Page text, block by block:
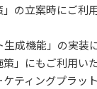
の立案時にご利
成機能」の実装
」にもご利用い
ケティングプラッ